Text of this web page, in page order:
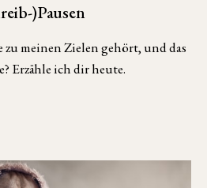
)Pausen
zu meinen Zielen gehört, und das
Erzähle ich dir heute.